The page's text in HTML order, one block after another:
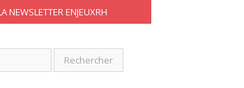
NEWSLETTER ENJEUXRH